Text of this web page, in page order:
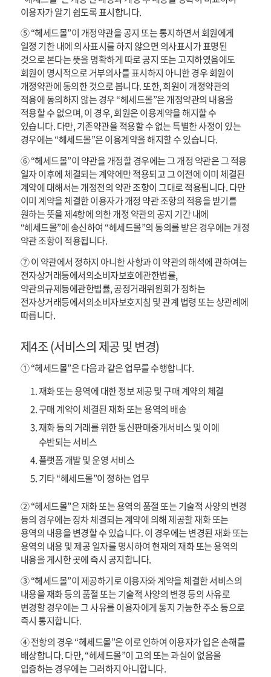
이용자가 알기 쉽도록 표시합니다.
⑤ “헤세드몰”이 개정약관을 공지 또는 통지하면서 회원에게
일정 기한 내에 의사표시를 하지 않으면 의사표시가 표명된
것으로 본다는 뜻을 명확하게 따로 공지 또는 고지하였음에도
회원이 명시적으로 거부의사를 표시하지 아니한 경우 회원이
개정약관에 동의한 것으로 봅니다. 또한, 회원이 개정약관의
적용에 동의하지 않는 경우 “헤세드몰”은 개정약관의 내용을
적용할 수 없으며, 이 경우, 회원은 이용계약을 해지할 수
있습니다. 다만, 기존약관을 적용할 수 없는 특별한 사정이 있는
경우에는 “헤세드몰”은 이용계약을 해지할 수 있습니다.
⑥ “헤세드몰”이 약관을 개정할 경우에는 그 개정 약관은 그 적용
일자 이후에 체결되는 계약에만 적용되고 그 이전에 이미 체결된
계약에 대해서는 개정전의 약관 조항이 그대로 적용됩니다. 다만
이미 계약을 체결한 이용자가 개정 약관 조항의 적용을 받기를
원하는 뜻을 제4항에 의한 개정 약관의 공지 기간 내에
“헤세드몰”에 송신하여 “헤세드몰”의 동의를 받은 경우에는 개정
약관 조항이 적용됩니다.
⑦ 이 약관에서 정하지 아니한 사항과 이 약관의 해석에 관하여는
전자상거래등에서의소비자보호에관한법률,
약관의규제등에관한법률, 공정거래위원회가 정하는
전자상거래등에서의소비자보호지침 및 관계 법령 또는 상관례에
따릅니다.
제4조 (서비스의 제공 및 변경)
① “헤세드몰”은 다음과 같은 업무를 수행합니다.
재화 또는 용역에 대한 정보 제공 및 구매 계약의 체결
구매 계약이 체결된 재화 또는 용역의 배송
재화 등의 거래를 위한 통신판매중개서비스 및 이에
수반되는 서비스
플랫폼 개발 및 운영 서비스
기타 “헤세드몰”이 정하는 업무
② “헤세드몰”은 재화 또는 용역의 품절 또는 기술적 사양의 변경
등의 경우에는 장차 체결되는 계약에 의해 제공할 재화 또는
용역의 내용을 변경할 수 있습니다. 이 경우에는 변경된 재화 또는
용역의 내용 및 제공 일자를 명시하여 현재의 재화 또는 용역의
내용을 게시한 곳에 즉시 공지합니다.
③ “헤세드몰”이 제공하기로 이용자와 계약을 체결한 서비스의
내용을 재화 등의 품절 또는 기술적 사양의 변경 등의 사유로
변경할 경우에는 그 사유를 이용자에게 통지 가능한 주소 등으로
즉시 통지합니다.
④ 전항의 경우 “헤세드몰”은 이로 인하여 이용자가 입은 손해를
배상합니다. 다만, “헤세드몰”이 고의 또는 과실이 없음을
입증하는 경우에는 그러하지 아니합니다.